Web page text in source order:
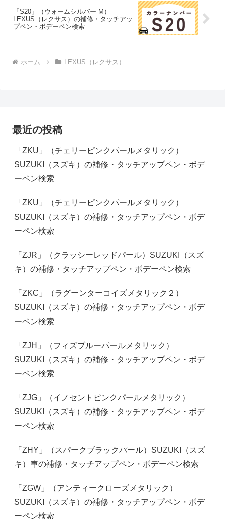
「S20」（ウォームシルバー M）
LEXUS（レクサス）の補修・タッチアッ
プペン・ボデーペン検索
ホーム LEXUS（レクサス）
最近の投稿
「ZKU」（チェリーピンクパールメタリック）
SUZUKI（スズキ）の補修・タッチアップペン・ボデ
ーペン検索
「ZKU」（チェリーピンクパールメタリック）
SUZUKI（スズキ）の補修・タッチアップペン・ボデ
ーペン検索
「ZJR」（クラッシーレッドパール）SUZUKI（スズ
キ）の補修・タッチアップペン・ボデーペン検索
「ZKC」（ラグーンターコイズメタリック２）
SUZUKI（スズキ）の補修・タッチアップペン・ボデ
ーペン検索
「ZJH」（フィズブルーパールメタリック）
SUZUKI（スズキ）の補修・タッチアップペン・ボデ
ーペン検索
「ZJG」（イノセントピンクパールメタリック）
SUZUKI（スズキ）の補修・タッチアップペン・ボデ
ーペン検索
「ZHY」（スパークブラックパール）SUZUKI（スズ
キ）車の補修・タッチアップペン・ボデーペン検索
「ZGW」（アンティークローズメタリック）
SUZUKI（スズキ）の補修・タッチアップペン・ボデ
ーペン検索